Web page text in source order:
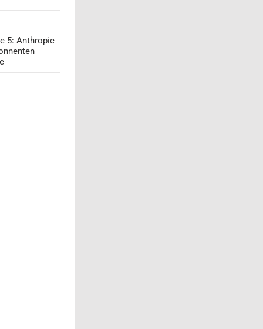
5: Anthropic